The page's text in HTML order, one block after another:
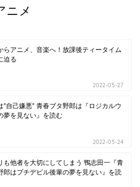
ニメ
らアニメ、音楽へ！放課後ティータイム
迫る
2022-05-27
”自己嫌悪” 青春ブタ野郎は『ロジカルウ
夢を見ない』を読む
2022-05-24
も他者を大切にしてしまう 鴨志田一『青
郎はプチデビル後輩の夢を見ない』を読